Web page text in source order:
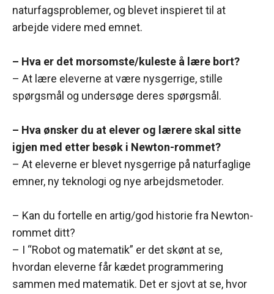
naturfagsproblemer, og blevet inspieret til at
arbejde videre med emnet.
– Hva er det morsomste/kuleste å lære bort?
– At lære eleverne at være nysgerrige, stille
spørgsmål og undersøge deres spørgsmål.
– Hva ønsker du at elever og lærere skal sitte
igjen med etter besøk i Newton-rommet?
– At eleverne er blevet nysgerrige på naturfaglige
emner, ny teknologi og nye arbejdsmetoder.
– Kan du fortelle en artig/god historie fra Newton-
rommet ditt?
– I “Robot og matematik” er det skønt at se,
hvordan eleverne får kædet programmering
sammen med matematik. Det er sjovt at se, hvor